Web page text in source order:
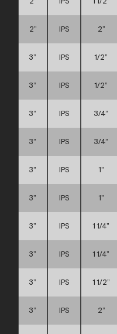
2” IPS 2”
3” IPS 1/2”
3” IPS 1/2”
3” IPS 3/4”
3” IPS 3/4”
3” IPS 1”
3” IPS 1”
3” IPS 1 1/4”
3” IPS 1 1/4”
3” IPS 1 1/2”
3” IPS 2”